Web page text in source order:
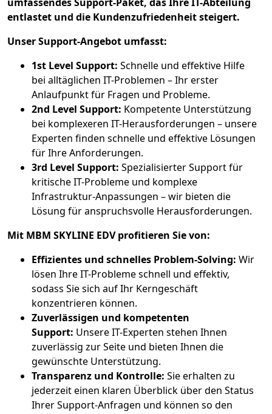
entlastet und die Kundenzufriedenheit steigert.
Unser Support-Angebot umfasst:
1st Level Support: Schnelle und effektive Hilfe
bei alltäglichen IT-Problemen – Ihr erster
Anlaufpunkt für Fragen und Probleme.
2nd Level Support: Kompetente Unterstützung
bei komplexeren IT-Herausforderungen – unsere
Experten finden schnelle und effektive Lösungen
für Ihre Anforderungen.
3rd Level Support: Spezialisierter Support für
kritische IT-Probleme und komplexe
Infrastruktur-Anpassungen – wir bieten die
Lösung für anspruchsvolle Herausforderungen.
Mit MBM SKYLINE EDV profitieren Sie von:
Effizientes und schnelles Problem-Solving: Wir
lösen Ihre IT-Probleme schnell und effektiv,
sodass Sie sich auf Ihr Kerngeschäft
konzentrieren können.
Zuverlässigen und kompetenten
Support: Unsere IT-Experten stehen Ihnen
zuverlässig zur Seite und bieten Ihnen die
gewünschte Unterstützung.
Transparenz und Kontrolle: Sie erhalten zu
jederzeit einen klaren Überblick über den Status
Ihrer Support-Anfragen und können so den